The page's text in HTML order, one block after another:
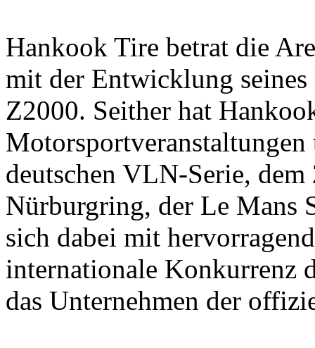
Hankook Tire betrat die
mit der Entwicklung seines
Z2000. Seither hat
deutschen VLN-Serie,
Nürburgring, der Le Mans
sich dabei mit
internationale Konkurrenz
das Unternehmen der